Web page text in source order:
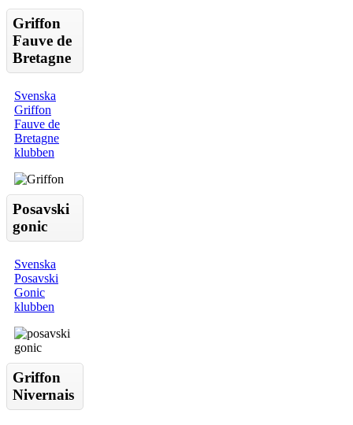
Griffon
Fauve de
Bretagne
Svenska
Griffon
Fauve de
Bretagne
klubben
Posavski
gonic
Svenska
Posavski
Gonic
klubben
Griffon
Nivernais